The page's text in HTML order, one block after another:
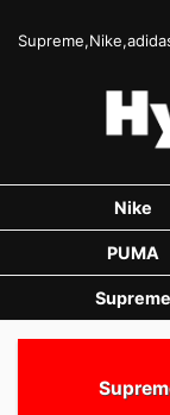
Nike
PUMA
Supreme